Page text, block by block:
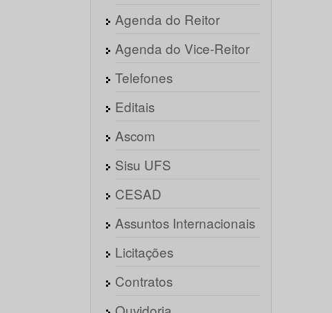
Agenda do Reitor
Agenda do Vice-Reitor
Telefones
Editais
Ascom
Sisu UFS
CESAD
Assuntos Internacionais
Licitações
Contratos